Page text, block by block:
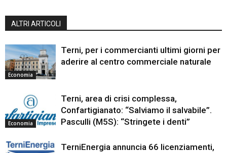
ALTRI ARTICOLI
Economia
Terni, per i commercianti ultimi giorni per
aderire al centro commerciale naturale
Economia
Terni, area di crisi complessa,
Confartigianato: “Salviamo il salvabile”.
Pasculli (M5S): “Stringete i denti”
TerniEnergia annuncia 66 licenziamenti,